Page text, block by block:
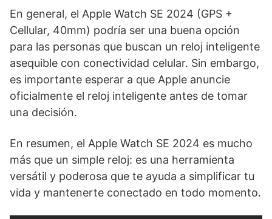
En general, el Apple Watch SE 2024 (GPS +
Cellular, 40mm) podría ser una buena opción
para las personas que buscan un reloj inteligente
asequible con conectividad celular. Sin embargo,
es importante esperar a que Apple anuncie
oficialmente el reloj inteligente antes de tomar
una decisión.
En resumen, el Apple Watch SE 2024 es mucho
⁢más que un simple reloj: es una⁢ herramienta
versátil y poderosa​ que te ayuda a simplificar tu
vida y mantenerte conectado en todo momento.